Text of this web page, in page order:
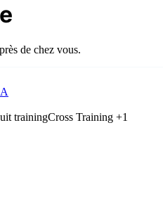
de chez vous.
trainingCross Training +1